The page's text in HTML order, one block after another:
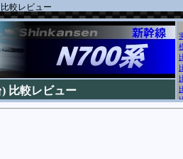
較レビュー
比較レビュー